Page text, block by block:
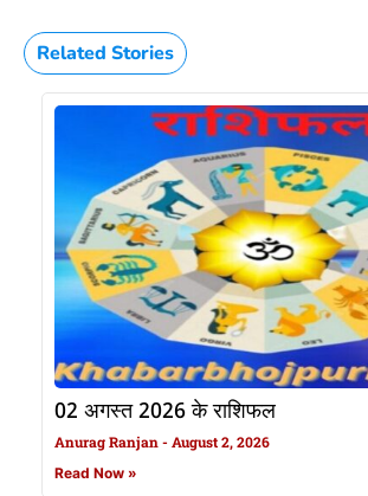
Related Stories
02 अगस्त 2026 के राशिफल
Anurag Ranjan August 2, 2026
Read Now »